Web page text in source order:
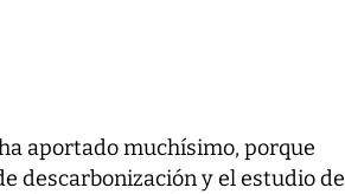
aportado muchísimo, porque
descarbonización y el estudio de